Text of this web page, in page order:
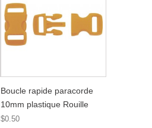
Boucle rapide paracorde
10mm plastique Rouille
$0.50